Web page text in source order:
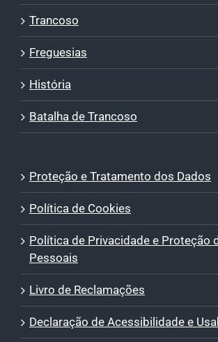
Trancoso
Freguesias
História
Batalha de Trancoso
Proteção e Tratamento dos Dados
Política de Cookies
Política de Privacidade e Proteção
Pessoais
Livro de Reclamações
Declaração de Acessibilidade e